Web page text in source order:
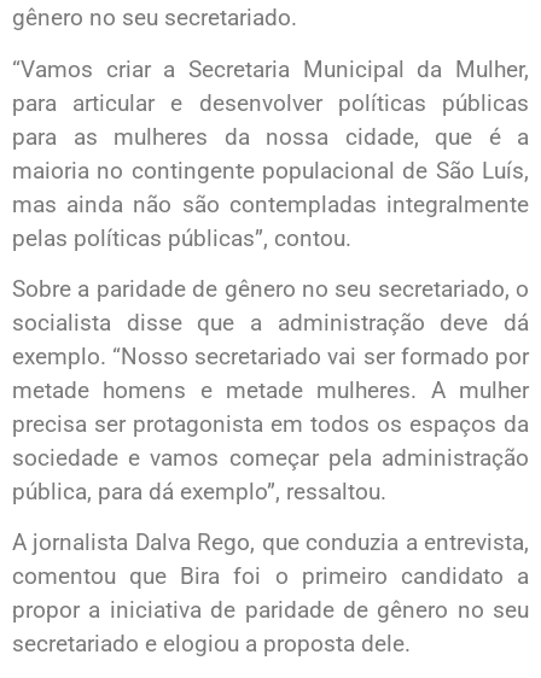
gênero no seu secretariado.
“Vamos criar a Secretaria Municipal da Mulher,
para articular e desenvolver políticas públicas
para as mulheres da nossa cidade, que é a
maioria no contingente populacional de São Luís,
mas ainda não são contempladas integralmente
pelas políticas públicas”, contou.
Sobre a paridade de gênero no seu secretariado, o
socialista disse que a administração deve dá
exemplo. “Nosso secretariado vai ser formado por
metade homens e metade mulheres. A mulher
precisa ser protagonista em todos os espaços da
sociedade e vamos começar pela administração
pública, para dá exemplo”, ressaltou.
A jornalista Dalva Rego, que conduzia a entrevista,
comentou que Bira foi o primeiro candidato a
propor a iniciativa de paridade de gênero no seu
secretariado e elogiou a proposta dele.